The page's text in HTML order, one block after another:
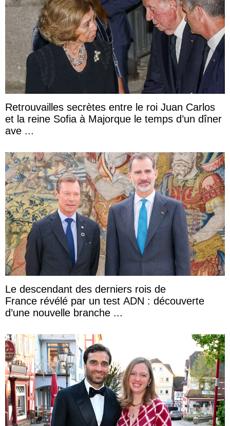
Retrouvailles secrètes entre le roi Juan Carlos
et la reine Sofia à Majorque le temps d’un dîner
ave ...
Le descendant des derniers rois de
France révélé par un test ADN : découverte
d’une nouvelle branche ...